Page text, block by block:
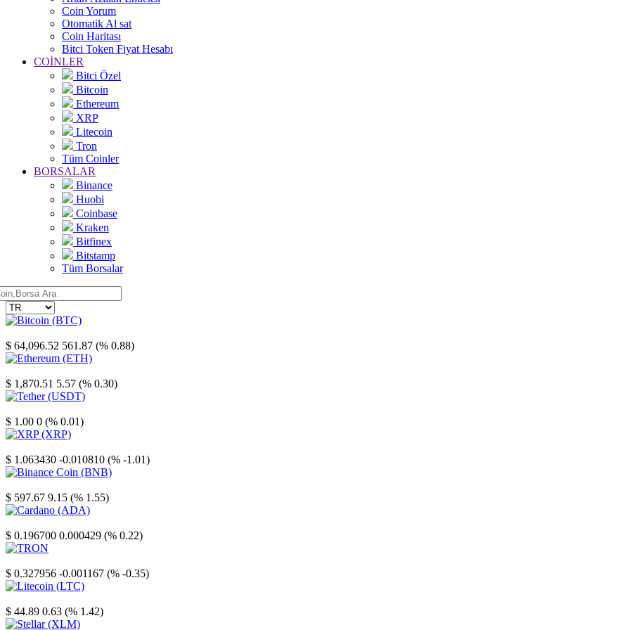
Coin Yorum
Otomatik Al sat
Coin Haritası
Bitci Token Fiyat Hesabı
COİNLER
Bitci Özel
Bitcoin
Ethereum
XRP
Litecoin
Tron
Tüm Coinler
BORSALAR
Binance
Huobi
Coinbase
Kraken
Bitfinex
Bitstamp
Tüm Borsalar
$ 64,096.52 561.87 (% 0.88)
$ 1,870.51 5.57 (% 0.30)
$ 1.00 0 (% 0.01)
$ 1.063430 -0.010810 (% -1.01)
$ 597.67 9.15 (% 1.55)
$ 0.196700 0.000429 (% 0.22)
$ 0.327956 -0.001167 (% -0.35)
$ 44.89 0.63 (% 1.42)